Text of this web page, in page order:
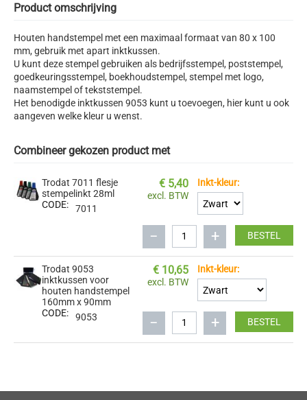
Product omschrijving
Houten handstempel met een maximaal formaat van 80 x 100
mm, gebruik met apart inktkussen.
U kunt deze stempel gebruiken als bedrijfsstempel, poststempel,
goedkeuringsstempel, boekhoudstempel, stempel met logo,
naamstempel of tekststempel.
Het benodigde inktkussen 9053 kunt u toevoegen, hier kunt u ook
aangeven welke kleur u wenst.
Combineer gekozen product met
Trodat 7011 flesje
stempelinkt 28ml
CODE:
7011
€ 5,40
excl. BTW
Inkt-kleur:
+
− BESTEL
Trodat 9053
inktkussen voor
houten handstempel
160mm x 90mm
CODE:
9053
€ 10,65
excl. BTW
Inkt-kleur:
+
− BESTEL